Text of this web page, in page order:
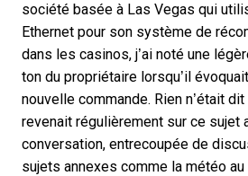
société basée à Las Vegas qui
Ethernet pour son système de
dans les casinos, j’ai noté une
ton du propriétaire lorsqu’il
nouvelle commande. Rien n’était
revenait régulièrement sur ce sujet
conversation, entrecoupée de
sujets annexes comme la météo